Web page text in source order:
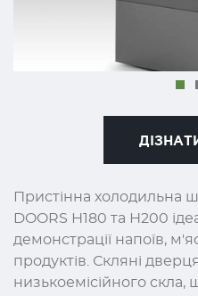
Пристінна холодильна
DOORS Н180 та Н200
демонстрації напоїв,
продуктів. Скляні
низькоемісійного